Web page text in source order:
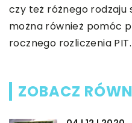
czy też różnego rodzaju
można również pomóc
rocznego rozliczenia PIT.
ZOBACZ